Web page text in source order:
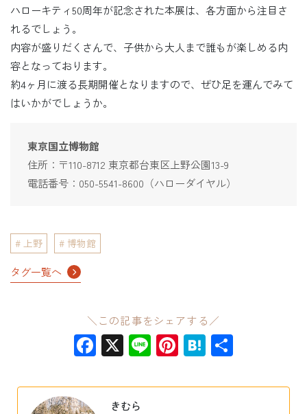
ハローキティ50周年が記念された本展は、各方面から注目さ
れるでしょう。
内容が盛りだくさんで、子供から大人まで誰もが楽しめる内
容となっております。
約4ヶ月に渡る長期開催となりますので、ぜひ足を運んでみて
はいかがでしょうか。
東京国立博物館
住所：〒110-8712 東京都台東区上野公園13-9
電話番号：050-5541-8600（ハローダイヤル）
上野 博物館
タグ一覧へ
＼この記事をシェアする／
Facebook
X LinePinterest
Hatena
きむら